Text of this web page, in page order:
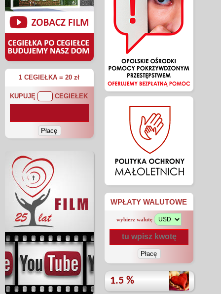
1 CEGIEŁKA = 20 zł
KUPUJĘ CEGIEŁEK
WPŁATY WALUTOWE
wybierz walutę
1.5 %